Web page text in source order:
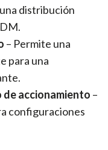
distribución
– Permite una
para una
accionamiento –
configuraciones